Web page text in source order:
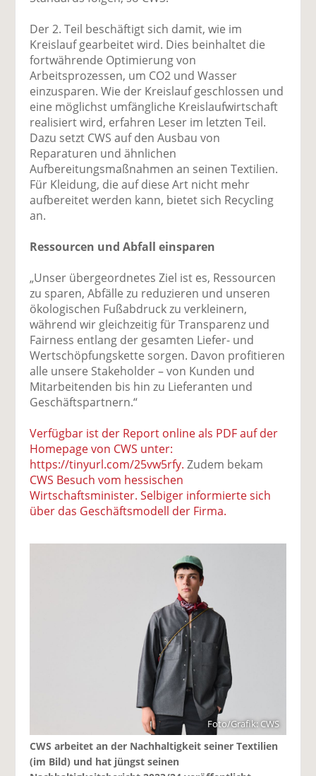
Der 2. Teil beschäftigt sich damit, wie im
Kreislauf gearbeitet wird. Dies beinhaltet die
fortwährende Optimierung von
Arbeitsprozessen, um CO2 und Wasser
einzusparen. Wie der Kreislauf geschlossen und
eine möglichst umfängliche Kreislaufwirtschaft
realisiert wird, erfahren Leser im letzten Teil.
Dazu setzt CWS auf den Ausbau von
Reparaturen und ähnlichen
Aufbereitungsmaßnahmen an seinen Textilien.
Für Kleidung, die auf diese Art nicht mehr
aufbereitet werden kann, bietet sich Recycling
an.
Ressourcen und Abfall einsparen
„Unser übergeordnetes Ziel ist es, Ressourcen
zu sparen, Abfälle zu reduzieren und unseren
ökologischen Fußabdruck zu verkleinern,
während wir gleichzeitig für Transparenz und
Fairness entlang der gesamten Liefer- und
Wertschöpfungskette sorgen. Davon profitieren
alle unsere Stakeholder – von Kunden und
Mitarbeitenden bis hin zu Lieferanten und
Geschäftspartnern.“
Verfügbar ist der Report online als PDF auf der
Homepage von CWS unter:
https://tinyurl.com/25vw5rfy. Zudem bekam
CWS Besuch vom hessischen
Wirtschaftsminister. Selbiger informierte sich
über das Geschäftsmodell der Firma.
Foto/Grafik: CWS
CWS arbeitet an der Nachhaltigkeit seiner Textilien
(im Bild) und hat jüngst seinen